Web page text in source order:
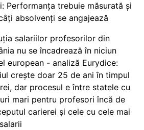
Performanța trebuie măsurată și
absolvenți se angajează
salariilor profesorilor din
nu se încadrează în niciun
european - analiză Eurydice:
crește doar 25 de ani în timpul
dar procesul e între statele cu
mari pentru profesori încă de
carierei și cele cu cele mai